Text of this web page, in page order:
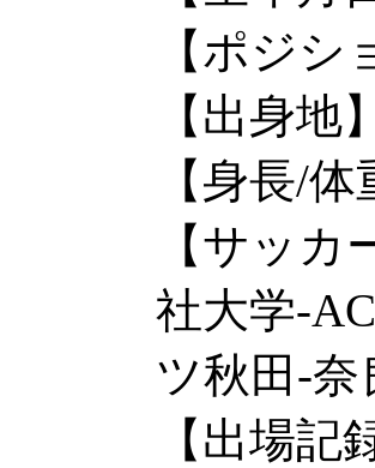
【ポジシ
【出身地
【身長/
【サッ
社大学-
ツ秋田-
【出場記